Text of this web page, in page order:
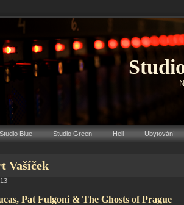
Studio Blue Studio Green Hell Ubytování
Vašíček
Pat Fulgoni & The Ghosts of Prague